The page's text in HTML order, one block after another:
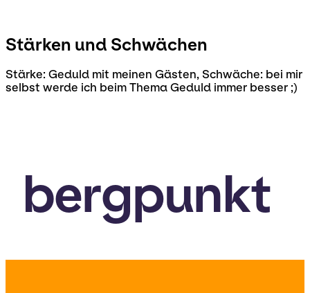
Stärken und Schwächen
Stärke: Geduld mit meinen Gästen, Schwäche: bei mir
selbst werde ich beim Thema Geduld immer besser ;)
bergpunkt